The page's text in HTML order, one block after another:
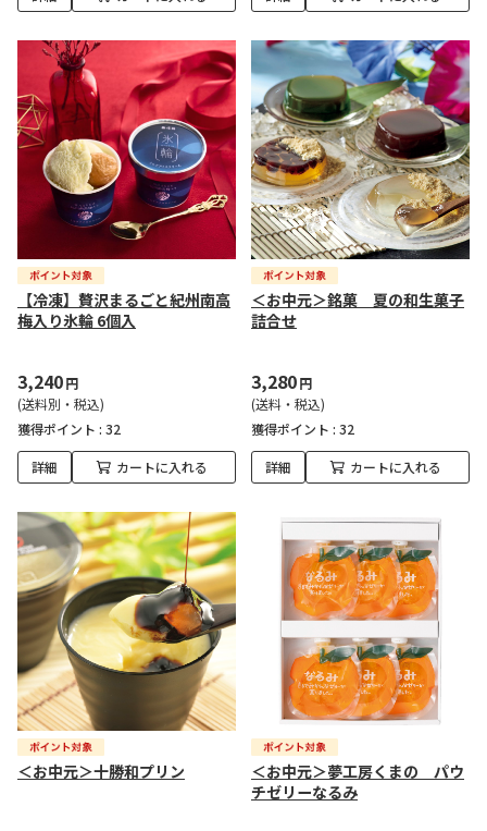
【冷凍】贅沢まるごと紀州南高
梅入り氷輪 6個入
3,240円
(送料別・税込)
獲得ポイント : 32
詳細 カートに入れる
＜お中元＞銘菓 夏の和生菓子
詰合せ
3,280円
(送料・税込)
獲得ポイント : 32
詳細 カートに入れる
＜お中元＞十勝和プリン
＜お中元＞夢工房くまの パウ
チゼリーなるみ